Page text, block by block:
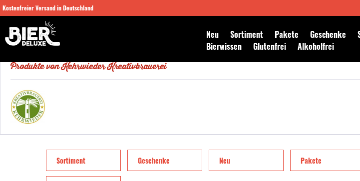
Kostenfreier Versand in Deutschland
Neu Sortiment Pakete Geschenke
Bierwissen
Glutenfrei Alkoholfrei
Newsletter
Produkte von Kehrwieder Kreativbrauerei
Sortiment Geschenke Neu Pakete